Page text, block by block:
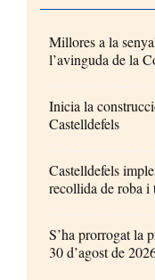
Millores a la
l’avinguda de la
Inicia la
Castelldefels
Castelldefels
recollida de roba i
S’ha prorrogat la
30 d’agost de